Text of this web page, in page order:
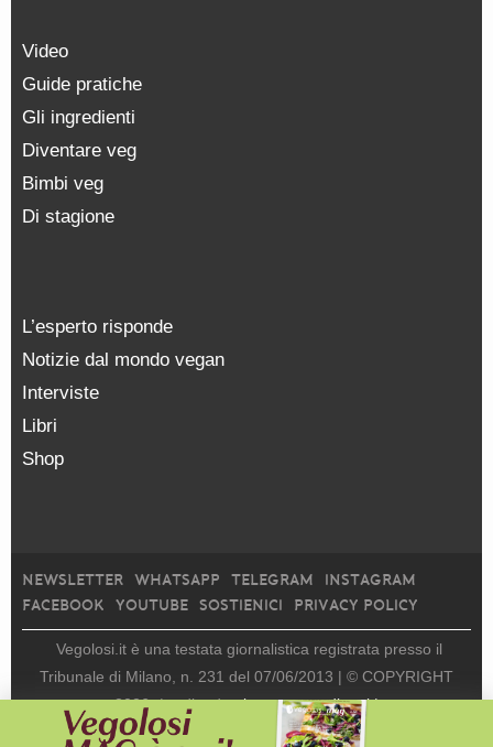
Video
Guide pratiche
Gli ingredienti
Diventare veg
Bimbi veg
Di stagione
L’esperto risponde
Notizie dal mondo vegan
Interviste
Libri
Shop
NEWSLETTER WHATSAPP TELEGRAM
INSTAGRAM
FACEBOOK
YOUTUBE SOSTIENICI PRIVACY POLICY
Vegolosi.it è una testata giornalistica registrata presso il
Tribunale di Milano, n. 231 del 07/06/2013 | © COPYRIGHT
2026 | edito da viceversa media srl |